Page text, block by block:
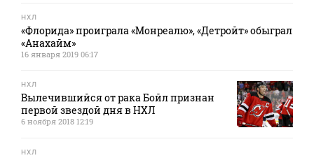
НХЛ
«Флорида» проиграла «Монреалю», «Детройт» обыграл
«Анахайм»
16 января 2019 06:17
НХЛ
Вылечившийся от рака Бойл признан
первой звездой дня в НХЛ
6 ноября 2018 12:19
НХЛ